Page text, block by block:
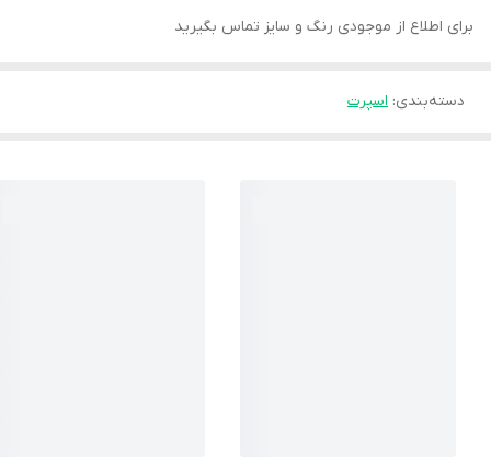
برای اطلاع از موجودی رنگ و سایز تماس بگیرید
دسته‌بندی: اسپرت